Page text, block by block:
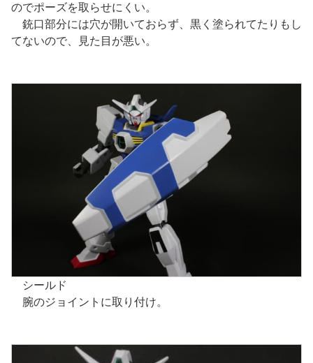
のでポーズを取らせにくい。
銃口部分には穴が開いておらず、黒く塗られてたりもし
てないので、見た目が悪い。
シールド
腕のジョイントに取り付け。